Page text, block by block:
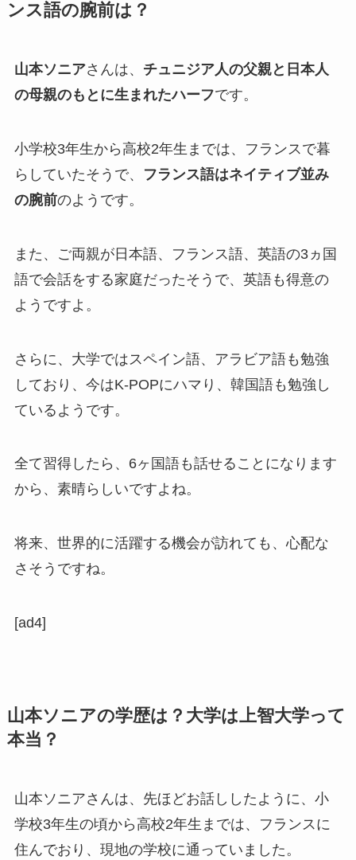
ンス語の腕前は？
山本ソニアさんは、 チュニジア人の父親と日本人
の母親のもとに生まれたハーフです。
小学校3年生から高校2年生までは、フランスで暮
らしていたそうで、
フランス語はネイティブ並み
の腕前のようです。
また、ご両親が日本語、フランス語、英語の3ヵ国
語で会話をする家庭だったそうで、英語も得意の
ようですよ。
さらに、大学ではスペイン語、アラビア語も勉強
しており、今はK-POPにハマり、韓国語も勉強し
ているようです。
全て習得したら、6ヶ国語も話せることになります
から、素晴らしいですよね。
将来、世界的に活躍する機会が訪れても、心配な
さそうですね。
[ad4]
山本ソニアの学歴は？大学は上智大学って
本当？
山本ソニアさんは、先ほどお話ししたように、小
学校3年生の頃から高校2年生までは、フランスに
住んでおり、現地の学校に通っていました。